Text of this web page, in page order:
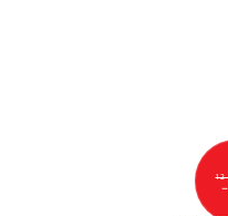
12